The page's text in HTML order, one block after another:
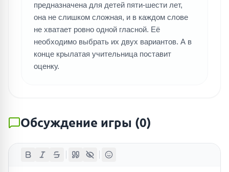
предназначена для детей пяти-шести лет,
она не слишком сложная, и в каждом слове
не хватает ровно одной гласной. Её
необходимо выбрать их двух вариантов. А в
конце крылатая учительница поставит
оценку.
Обсуждение игры (0)